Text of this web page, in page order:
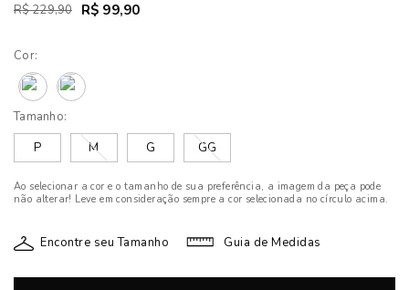
R$ 229,90 R$ 99,90
Cor:
Tamanho:
P
M G GG
Ao selecionar a cor e o tamanho de sua preferência, a imagem da peça pode
não alterar! Leve em consideração sempre a cor selecionada no círculo acima.
Encontre seu Tamanho Guia de Medidas